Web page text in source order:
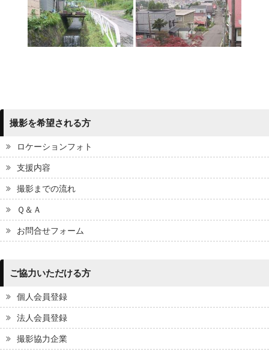
撮影を希望される方
ロケーションフォト
支援内容
撮影までの流れ
Ｑ＆Ａ
お問合せフォーム
ご協力いただける方
個人会員登録
法人会員登録
撮影協力企業